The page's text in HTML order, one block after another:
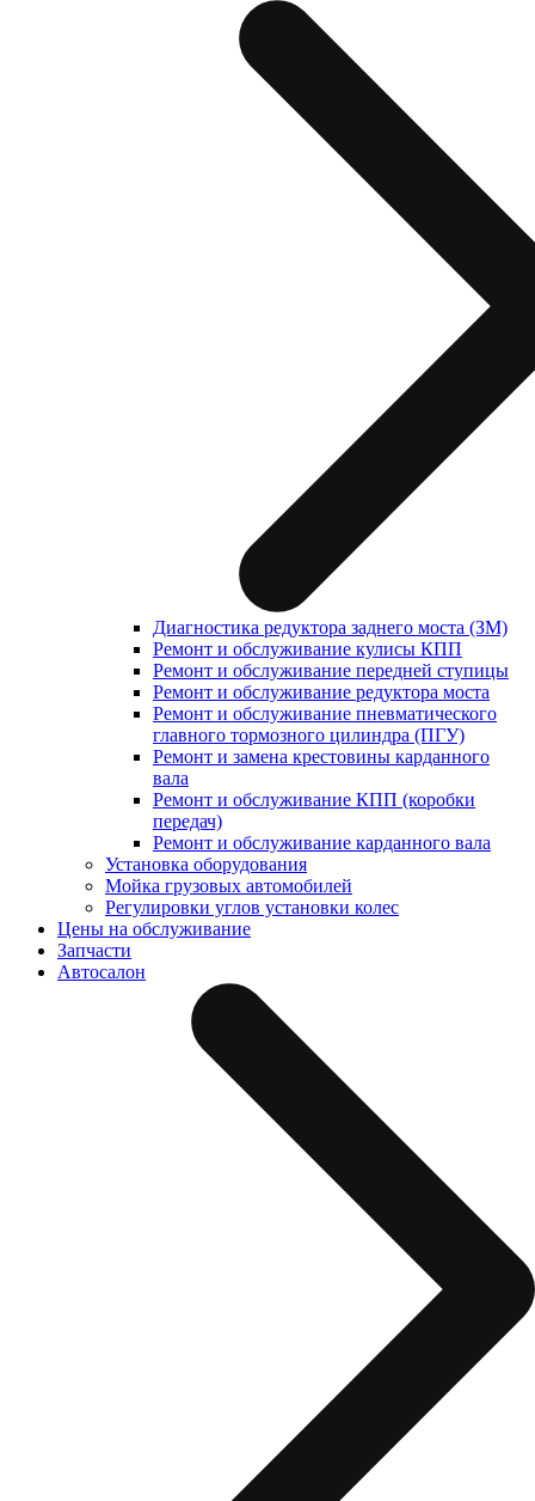
Диагностика редуктора заднего моста (ЗМ)
Ремонт и обслуживание кулисы КПП
Ремонт и обслуживание передней ступицы
Ремонт и обслуживание редуктора моста
Ремонт и обслуживание пневматического
главного тормозного цилиндра (ПГУ)
Ремонт и замена крестовины карданного
вала
Ремонт и обслуживание КПП (коробки
передач)
Ремонт и обслуживание карданного вала
Установка оборудования
Мойка грузовых автомобилей
Регулировки углов установки колес
Цены на обслуживание
Запчасти
Автосалон